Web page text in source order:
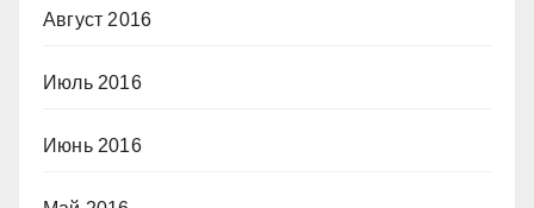
Август 2016
Июль 2016
Июнь 2016